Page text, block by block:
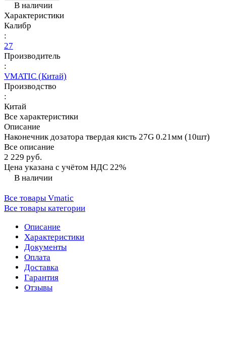
В наличии
Характеристики
Калибр
:
27
Производитель
:
VMATIC (Китай)
Производство
:
Китай
Все характеристики
Описание
Наконечник дозатора твердая кисть 27G 0.21мм (10шт)
Все описание
2 229 руб.
Цена указана с учётом НДС 22%
В наличии
Все товары Vmatic
Все товары категории
Описание
Характеристики
Документы
Оплата
Доставка
Гарантия
Отзывы